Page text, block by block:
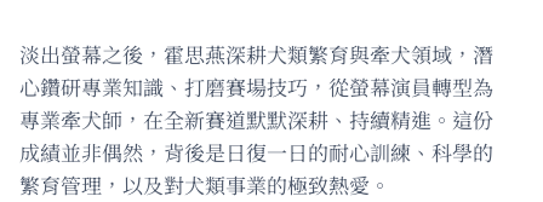
淡出螢幕之後，霍思燕深耕犬類繁育與牽犬領域，潛
心鑽研專業知識、打磨賽場技巧，從螢幕演員轉型為
專業牽犬師，在全新賽道默默深耕、持續精進。這份
成績並非偶然，背後是日復一日的耐心訓練、科學的
繁育管理，以及對犬類事業的極致熱愛。